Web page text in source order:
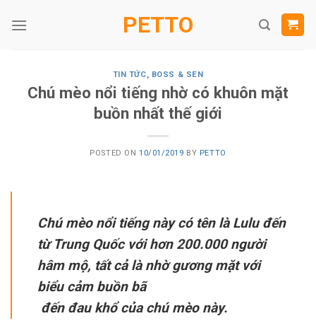
PETTO
TIN TỨC, BOSS & SEN
Chú mèo nổi tiếng nhờ có khuôn mặt
buồn nhất thế giới
POSTED ON 10/01/2019 BY PETTO
Chú mèo nổi tiếng này có tên là Lulu đến
từ Trung Quốc với hơn 200.000 người
hâm mộ, tất cả là nhờ gương mặt với
biểu cảm buồn bã
đến đau khổ của chú mèo này.